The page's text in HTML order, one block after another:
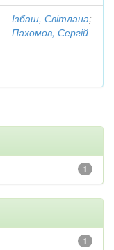
Ізбаш, Світлана;
Пахомов, Сергій
1
1